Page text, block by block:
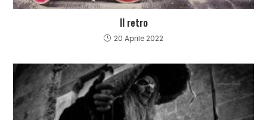
Il retro
20 Aprile 2022